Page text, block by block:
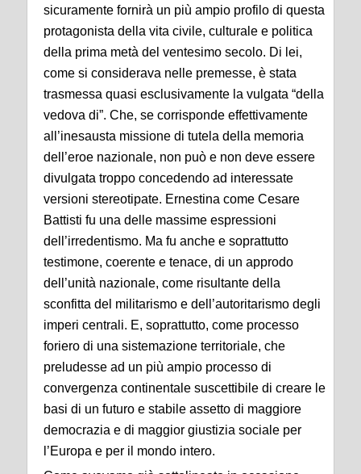
sicuramente fornirà un più ampio profilo di questa
protagonista della vita civile, culturale e politica
della prima metà del ventesimo secolo. Di lei,
come si considerava nelle premesse, è stata
trasmessa quasi esclusivamente la vulgata “della
vedova di”. Che, se corrisponde effettivamente
all’inesausta missione di tutela della memoria
dell’eroe nazionale, non può e non deve essere
divulgata troppo concedendo ad interessate
versioni stereotipate. Ernestina come Cesare
Battisti fu una delle massime espressioni
dell’irredentismo. Ma fu anche e soprattutto
testimone, coerente e tenace, di un approdo
dell’unità nazionale, come risultante della
sconfitta del militarismo e dell’autoritarismo degli
imperi centrali. E, soprattutto, come processo
foriero di una sistemazione territoriale, che
preludesse ad un più ampio processo di
convergenza continentale suscettibile di creare le
basi di un futuro e stabile assetto di maggiore
democrazia e di maggior giustizia sociale per
l’Europa e per il mondo intero.